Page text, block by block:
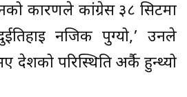
कारणले कांग्रेस ३८ सिटमा
नजिक पुग्यो,’ उनले
देशको परिस्थिति अर्कै हुन्थ्यो